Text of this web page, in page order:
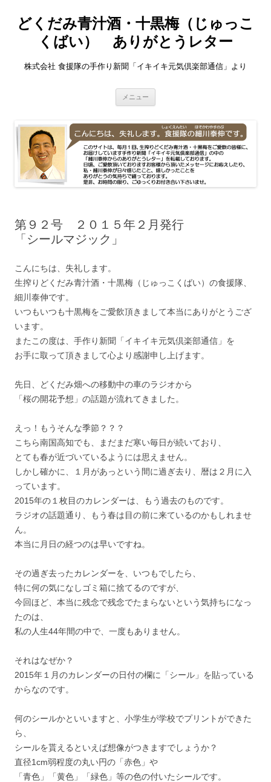
どくだみ青汁酒・十黒梅（じゅっこ
くばい） ありがとうレター
株式会社 食援隊の手作り新聞「イキイキ元気倶楽部通信」より
メニュー
ツ
へ
ス
キ
ッ
プ
第９２号 ２０１５年２月発行
「シールマジック」
こんにちは、失礼します。
生搾りどくだみ青汁酒・十黒梅（じゅっこくばい）の食援隊、
細川泰伸です。
いつもいつも十黒梅をご愛飲頂きまして本当にありがとうござ
います。
またこの度は、手作り新聞「イキイキ元気倶楽部通信」を
お手に取って頂きまして心より感謝申し上げます。
先日、どくだみ畑への移動中の車のラジオから
「桜の開花予想」の話題が流れてきました。
えっ！もうそんな季節？？？
こちら南国高知でも、まだまだ寒い毎日が続いており、
とても春が近づいているようには思えません。
しかし確かに、１月があっという間に過ぎ去り、暦は２月に入
っています。
2015年の１枚目のカレンダーは、もう過去のものです。
ラジオの話題通り、もう春は目の前に来ているのかもしれませ
ん。
本当に月日の経つのは早いですね。
その過ぎ去ったカレンダーを、いつもでしたら、
特に何の気になしゴミ箱に捨てるのですが、
今回ほど、本当に残念で残念でたまらないという気持ちになっ
たのは、
私の人生44年間の中で、一度もありません。
それはなぜか？
2015年１月のカレンダーの日付の欄に「シール」を貼っている
からなのです。
何のシールかといいますと、小学生が学校でプリントができた
ら、
シールを貰えるといえば想像がつきますでしょうか？
直径1cm弱程度の丸い円の「赤色」や
「青色」「黄色」「緑色」等の色の付いたシールです。